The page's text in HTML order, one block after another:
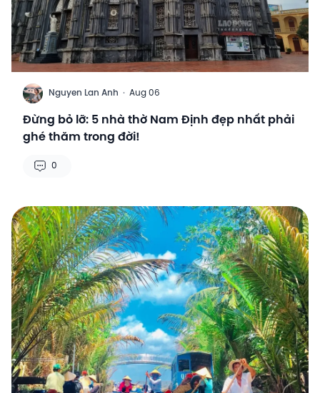
N Nguyen Lan Anh · Aug 06
Đừng bỏ lỡ: 5 nhà thờ Nam Định đẹp nhất phải
ghé thăm trong đời!
0